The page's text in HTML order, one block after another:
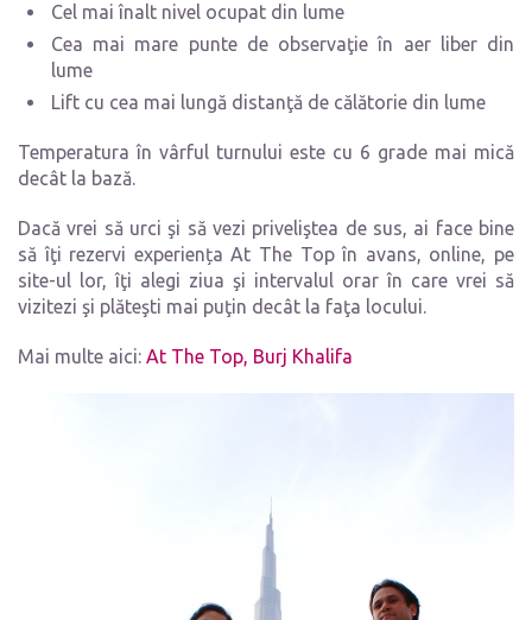
Cel mai înalt nivel ocupat din lume
Cea mai mare punte de observaţie în aer liber din
lume
Lift cu cea mai lungă distanţă de călătorie din lume
Temperatura în vârful turnului este cu 6 grade mai mică
decât la bază.
Dacă vrei să urci şi să vezi priveliştea de sus, ai face bine
să îţi rezervi experiența At The Top în avans, online, pe
site-ul lor, îţi alegi ziua şi intervalul orar în care vrei să
vizitezi şi plăteşti mai puţin decât la faţa locului.
Mai multe aici: At The Top, Burj Khalifa